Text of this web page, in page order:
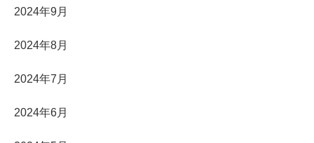
2024年9月
2024年8月
2024年7月
2024年6月